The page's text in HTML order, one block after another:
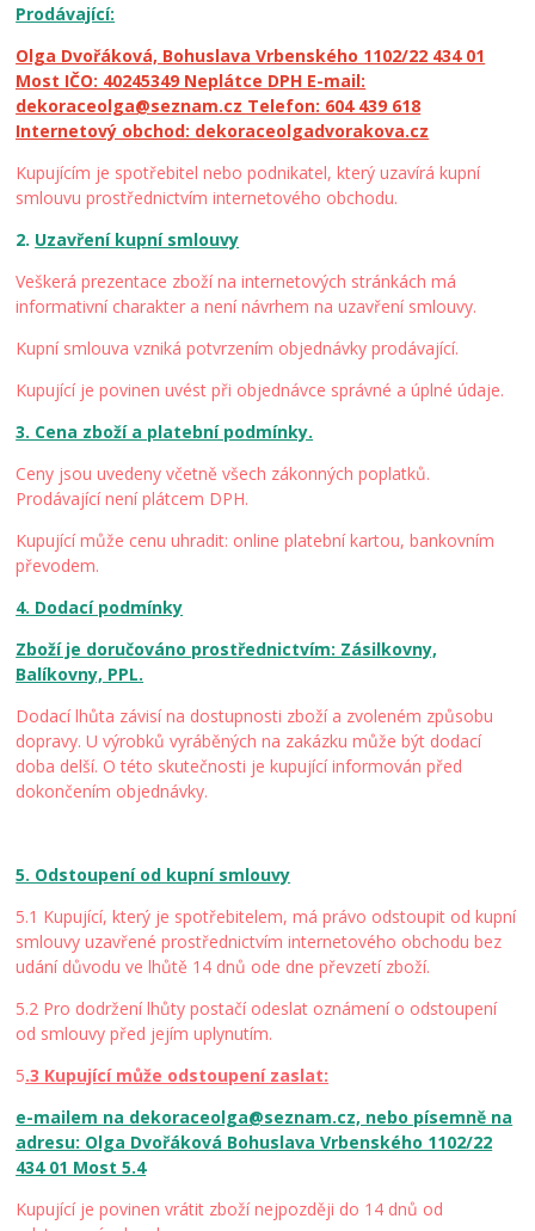
Prodávající:
Olga Dvořáková, Bohuslava Vrbenského 1102/22 434 01
Most IČO: 40245349 Neplátce DPH E-mail:
dekoraceolga@seznam.cz Telefon: 604 439 618
Internetový obchod: dekoraceolgadvorakova.cz
Kupujícím je spotřebitel nebo podnikatel, který uzavírá kupní
smlouvu prostřednictvím internetového obchodu.
2. Uzavření kupní smlouvy
Veškerá prezentace zboží na internetových stránkách má
informativní charakter a není návrhem na uzavření smlouvy.
Kupní smlouva vzniká potvrzením objednávky prodávající.
Kupující je povinen uvést při objednávce správné a úplné údaje.
3. Cena zboží a platební podmínky.
Ceny jsou uvedeny včetně všech zákonných poplatků.
Prodávající není plátcem DPH.
Kupující může cenu uhradit: online platební kartou, bankovním
převodem.
4. Dodací podmínky
Zboží je doručováno prostřednictvím: Zásilkovny,
Balíkovny, PPL.
Dodací lhůta závisí na dostupnosti zboží a zvoleném způsobu
dopravy. U výrobků vyráběných na zakázku může být dodací
doba delší. O této skutečnosti je kupující informován před
dokončením objednávky.
5. Odstoupení od kupní smlouvy
5.1 Kupující, který je spotřebitelem, má právo odstoupit od kupní
smlouvy uzavřené prostřednictvím internetového obchodu bez
udání důvodu ve lhůtě 14 dnů ode dne převzetí zboží.
5.2 Pro dodržení lhůty postačí odeslat oznámení o odstoupení
od smlouvy před jejím uplynutím.
5.3 Kupující může odstoupení zaslat:
e-mailem na dekoraceolga@seznam.cz, nebo písemně na
adresu: Olga Dvořáková Bohuslava Vrbenského 1102/22
434 01 Most 5.4
Kupující je povinen vrátit zboží nejpozději do 14 dnů od